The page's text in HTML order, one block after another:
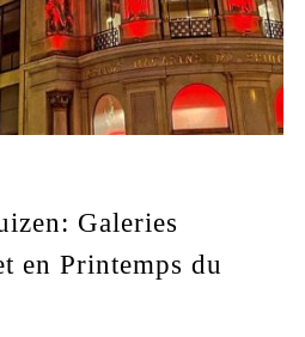
Galeries
en Printemps du